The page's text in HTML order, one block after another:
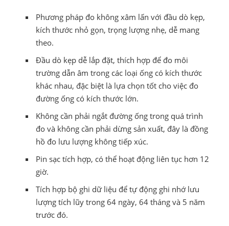
Phương pháp đo không xâm lấn với đầu dò kẹp,
kích thước nhỏ gọn, trọng lượng nhẹ, dễ mang
theo.
Đầu dò kẹp dễ lắp đặt, thích hợp để đo môi
trường dẫn âm trong các loại ống có kích thước
khác nhau, đặc biệt là lựa chọn tốt cho việc đo
đường ống có kích thước lớn.
Không cần phải ngắt đường ống trong quá trình
đo và không cần phải dừng sản xuất, đây là đồng
hồ đo lưu lượng không tiếp xúc.
Pin sạc tích hợp, có thể hoạt động liên tục hơn 12
giờ.
Tích hợp bộ ghi dữ liệu để tự động ghi nhớ lưu
lượng tích lũy trong 64 ngày, 64 tháng và 5 năm
trước đó.